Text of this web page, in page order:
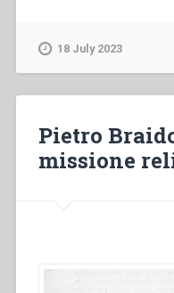
18 July 2023
Pietro
missione